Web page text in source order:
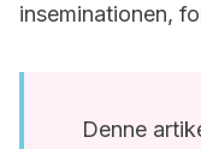
inseminationen,
Denne